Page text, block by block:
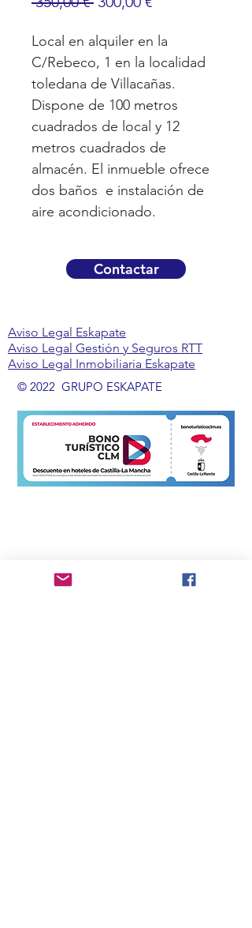
oferta
Local en alquiler en la
C/Rebeco, 1 en la localidad
toledana de Villacañas.
Dispone de 100 metros
cuadrados de local y 12
metros cuadrados de
almacén. El inmueble ofrece
dos baños e instalación de
aire acondicionado.
Contactar
Aviso Legal Eskapate
Aviso Legal Gestión y Seguros RTT
Aviso Legal Inmobiliaria Eskapate
© 2022 GRUPO ESKAPATE